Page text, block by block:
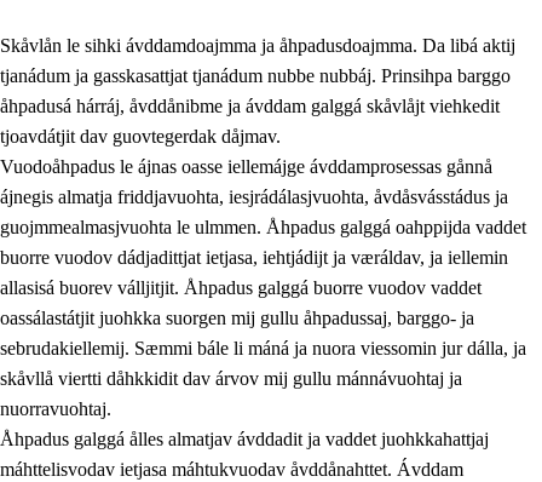
2.
Prinsihpa oahppama, åvddånahttema ja ávddama
hárráj
2.1 Sosiála oahppam ja åvddånibme
2.2 Máhtudahka fágáj hárráj
2.3 Vuodulasj tjehpudagá
Skåvlån le sihki ávddamdoajmma ja åhpadusdoajmma. Da libá aktij
tjanádum ja gasskasattjat tjanádum nubbe nubbáj. Prinsihpa barggo
åhpadusá hárráj, åvddånibme ja ávddam galggá skåvlåjt viehkedit
tjoavdátjit dav guovtegerdak dåjmav.
Vuodoåhpadus le ájnas oasse iellemájge ávddamprosessas gånnå
ájnegis almatja friddjavuohta, iesjrádálasjvuohta, åvdåsvásstádus ja
guojmmealmasjvuohta le ulmmen. Åhpadus galggá oahppijda vaddet
buorre vuodov dádjadittjat ietjasa, iehtjádijt ja væráldav, ja iellemin
allasisá buorev válljitjit. Åhpadus galggá buorre vuodov vaddet
oassálastátjit juohkka suorgen mij gullu åhpadussaj, barggo- ja
sebrudakiellemij. Sæmmi bále li máná ja nuora viessomin jur dálla, ja
skåvllå viertti dåhkkidit dav árvov mij gullu mánnávuohtaj ja
nuorravuohtaj.
Åhpadus galggá ålles almatjav ávddadit ja vaddet juohkkahattjaj
máhttelisvodav ietjasa máhtukvuodav åvddånahttet. Ávddam